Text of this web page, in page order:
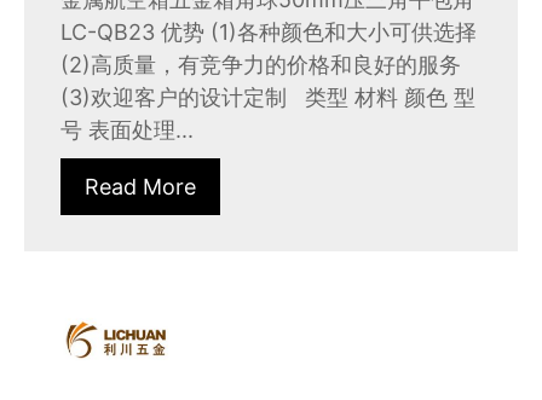
LC-QB23 优势 (1)各种颜色和大小可供选择
(2)高质量，有竞争力的价格和良好的服务
(3)欢迎客户的设计定制 类型 材料 颜色 型
号 表面处理...
Read More